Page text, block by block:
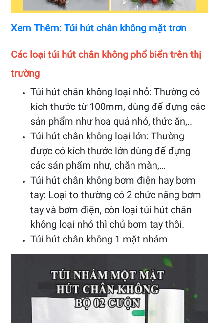
Xem Thêm: Túi hút chân không mặt trơn
Các loại túi hút chân không phổ biển trên thị
trường
Túi hút chân không loại nhỏ: Thường có
kích thước từ 100mm, dùng để đựng các
sản phẩm như hoa quả nhỏ, thức ăn,..
Túi hút chân không loại lớn: Thường
được có kích thước lớn dùng để đựng
các sản phẩm như, chăn màn,…
Túi hút chân không bơm điện hay bơm
tay: Loại to thường có 2 chức năng bơm
tay và bơm điện, còn loại túi hút chân
không loại nhỏ thì chủ bơm tay thôi.
Túi hút chân không 1 mặt nhám